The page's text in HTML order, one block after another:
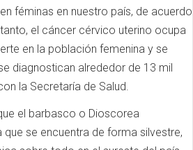
féminas en nuestro país, de acuerdo
el cáncer cérvico uterino ocupa
en la población femenina y se
diagnostican alrededor de 13 mil
la Secretaría de Salud.
el barbasco o Dioscorea
se encuentra de forma silvestre,